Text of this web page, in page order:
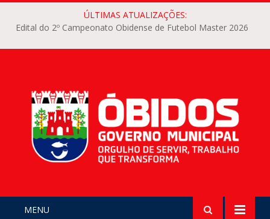
ÚLTIMAS ATUALIZAÇÕES:
Edital do 2º Campeonato Obidense de Futebol Master 2026
MENU